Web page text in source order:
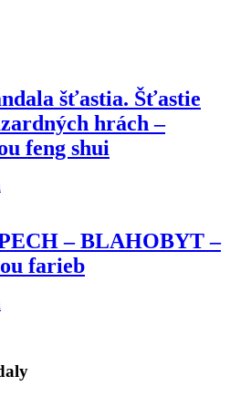
šťastia. Šťastie
hrách –
feng shui
– BLAHOBYT –
farieb